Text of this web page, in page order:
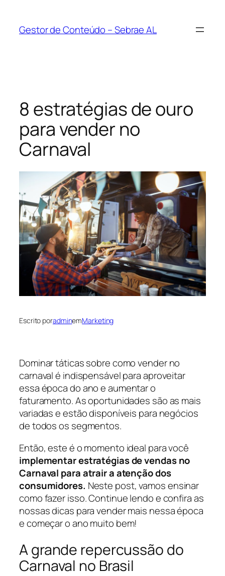
Gestor de Conteúdo – Sebrae AL
8 estratégias de ouro
para vender no
Carnaval
Escrito poradminemMarketing
Dominar táticas sobre como vender no
carnaval é indispensável para aproveitar
essa época do ano e aumentar o
faturamento. As oportunidades são as mais
variadas e estão disponíveis para negócios
de todos os segmentos.
Então, este é o momento ideal para você
implementar estratégias de vendas no
Carnaval para atrair a atenção dos
consumidores. Neste post, vamos ensinar
como fazer isso. Continue lendo e confira as
nossas dicas para vender mais nessa época
e começar o ano muito bem!
A grande repercussão do
Carnaval no Brasil